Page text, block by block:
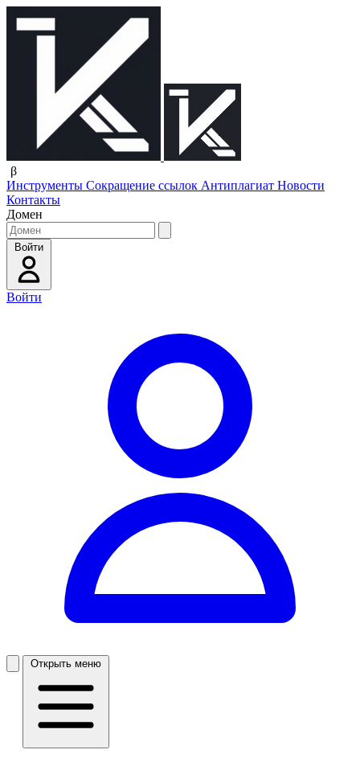
β
Инструменты Сокращение ссылок Антиплагиат Новости
Контакты
Домен
Войти
Войти
Открыть меню